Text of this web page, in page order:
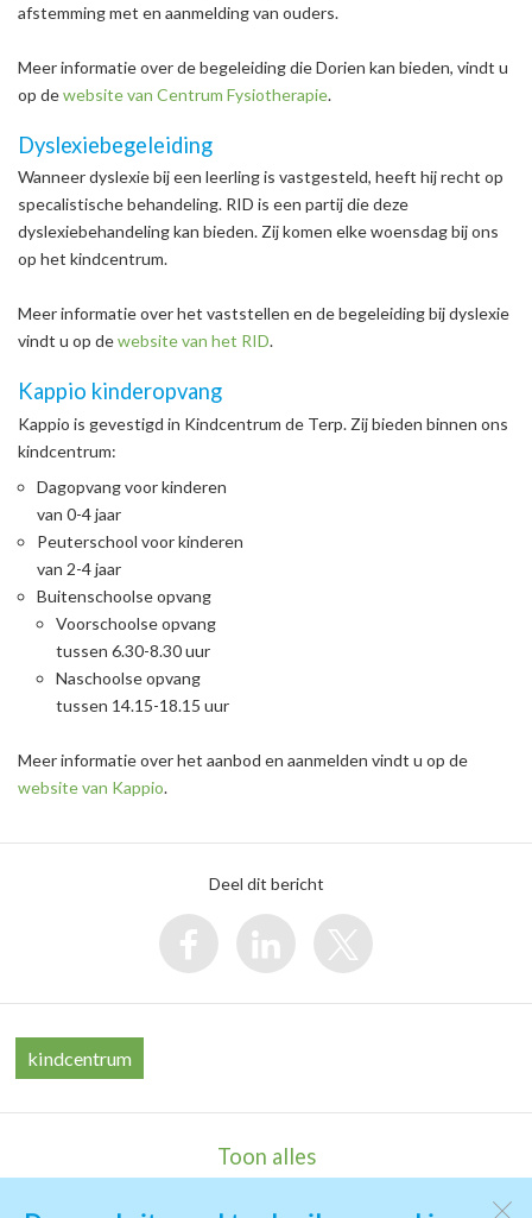
afstemming met en aanmelding van ouders.
Meer informatie over de begeleiding die Dorien kan bieden, vindt u
op dewebsite van Centrum Fysiotherapie.
Dyslexiebegeleiding
Wanneer dyslexie bij een leerling is vastgesteld, heeft hij recht op
specalistische behandeling. RID is een partij die deze
dyslexiebehandeling kan bieden. Zij komen elke woensdag bij ons
op het kindcentrum.
Meer informatie over het vaststellen en de begeleiding bij dyslexie
vindt u op dewebsite van het RID.
Kappio kinderopvang
Kappio is gevestigd in Kindcentrum de Terp. Zij bieden binnen ons
kindcentrum:
Dagopvang voor kinderen
van 0-4 jaar
Peuterschool voor kinderen
van 2-4 jaar
Buitenschoolse opvang
Voorschoolse opvang
tussen 6.30-8.30 uur
Naschoolse opvang
tussen 14.15-18.15 uur
Meer informatie over het aanbod en aanmelden vindt u op de
website van Kappio.
Deel dit bericht
kindcentrum
Toon alles